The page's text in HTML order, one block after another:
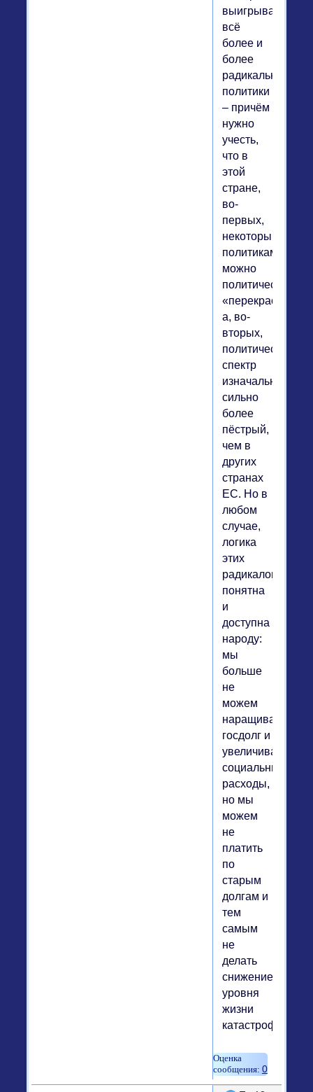
выигрывают
всё
более и
более
радикальные
политики
– причём
нужно
учесть,
что в
этой
стране,
во-
первых,
некоторым
политикам
можно
политически
а, во-
вторых,
политический
спектр
изначально
сильно
более
пёстрый,
чем в
других
странах
ЕС. Но в
любом
случае,
логика
этих
радикалов
понятна
и
доступна
народу:
мы
больше
не
можем
наращивать
госдолг и
увеличивать
социальные
расходы,
но мы
можем
не
платить
по
старым
долгам и
тем
самым
не
делать
снижение
уровня
жизни
0